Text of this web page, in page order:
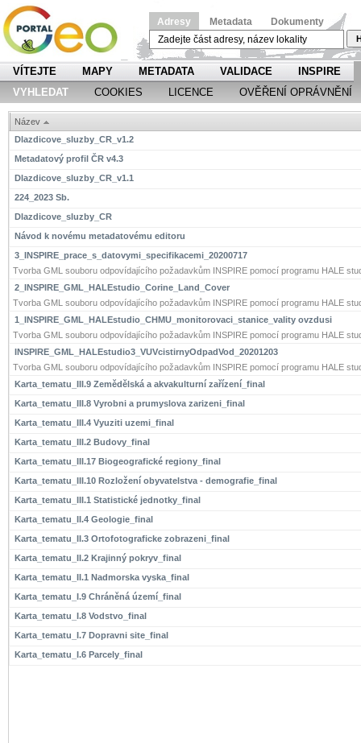
Adresy Metadata Dokumenty
VÍTEJTE MAPY METADATA VALIDACE
INSPIRE
VYHLEDAT
COOKIES LICENCE OVĚŘENÍ OPRÁVNĚNÍ
Název
Dlazdicove_sluzby_CR_v1.2
Metadatový profil ČR v4.3
Dlazdicove_sluzby_CR_v1.1
224_2023 Sb.
Dlazdicove_sluzby_CR
Návod k novému metadatovému editoru
3_INSPIRE_prace_s_datovymi_specifikacemi_20200717
Tvorba GML souboru odpovídajícího požadavkům INSPIRE pomocí programu HALE
2_INSPIRE_GML_HALEstudio_Corine_Land_Cover
Tvorba GML souboru odpovídajícího požadavkům INSPIRE pomocí programu HALE
1_INSPIRE_GML_HALEstudio_CHMU_monitorovaci_stanice_vality ovzdusi
Tvorba GML souboru odpovídajícího požadavkům INSPIRE pomocí programu HALE
INSPIRE_GML_HALEstudio3_VUVcistirnyOdpadVod_20201203
Tvorba GML souboru odpovídajícího požadavkům INSPIRE pomocí programu HALE
Karta_tematu_III.9 Zemědělská a akvakulturní zařízení_final
Karta_tematu_III.8 Vyrobni a prumyslova zarizeni_final
Karta_tematu_III.4 Vyuziti uzemi_final
Karta_tematu_III.2 Budovy_final
Karta_tematu_III.17 Biogeografické regiony_final
Karta_tematu_III.10 Rozložení obyvatelstva - demografie_final
Karta_tematu_III.1 Statistické jednotky_final
Karta_tematu_II.4 Geologie_final
Karta_tematu_II.3 Ortofotograficke zobrazeni_final
Karta_tematu_II.2 Krajinný pokryv_final
Karta_tematu_II.1 Nadmorska vyska_final
Karta_tematu_I.9 Chráněná území_final
Karta_tematu_I.8 Vodstvo_final
Karta_tematu_I.7 Dopravni site_final
Karta_tematu_I.6 Parcely_final